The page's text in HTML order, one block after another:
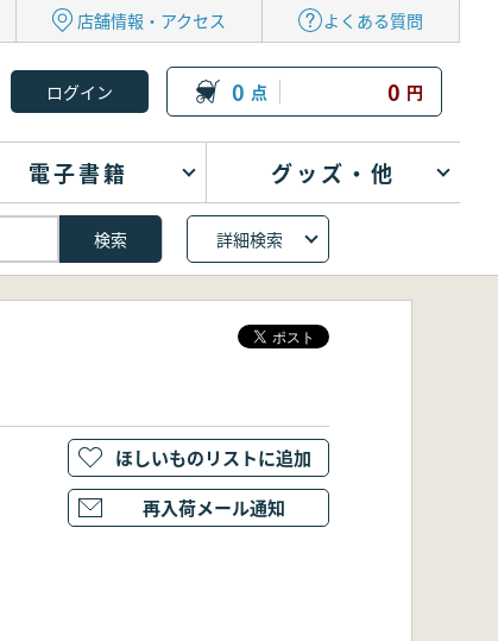
店舗情報・アクセス よくある質問
0 点 0 円
電子書籍 グッズ・他
詳細検索
ほしいものリストに追加
再入荷メール通知